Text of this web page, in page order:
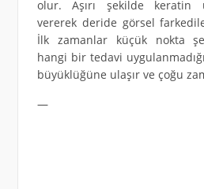
olur. Aşırı şekilde keratin
vererek deride görsel
İlk zamanlar küçük nokta
hangi bir tedavi
büyüklüğüne ulaşır ve çoğu
—